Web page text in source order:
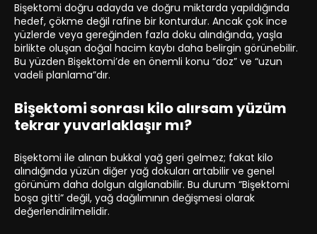
Bişektomi doğru adayda ve doğru miktarda yapıldığında
hedef, çökme değil rafine bir konturdur. Ancak çok ince
yüzlerde veya gereğinden fazla doku alındığında, yaşla
birlikte oluşan doğal hacim kaybı daha belirgin görünebilir.
Bu yüzden Bişektomi’de en önemli konu “doz” ve “uzun
vadeli planlama”dır.
Bişektomi sonrası kilo alırsam yüzüm
tekrar yuvarlaklaşır mı?
Bişektomi ile alınan bukkal yağ geri gelmez; fakat kilo
alındığında yüzün diğer yağ dokuları artabilir ve genel
görünüm daha dolgun algılanabilir. Bu durum “Bişektomi
boşa gitti” değil, yağ dağılımının değişmesi olarak
değerlendirilmelidir.